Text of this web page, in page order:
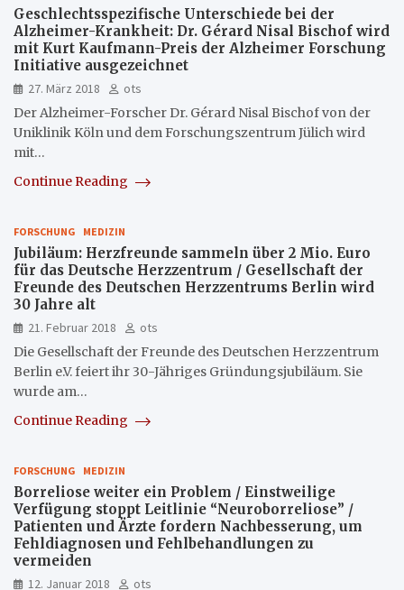
Geschlechtsspezifische Unterschiede bei der
Alzheimer-Krankheit: Dr. Gérard Nisal Bischof wird
mit Kurt Kaufmann-Preis der Alzheimer Forschung
Initiative ausgezeichnet
27. März 2018
ots
Der Alzheimer-Forscher Dr. Gérard Nisal Bischof von der
Uniklinik Köln und dem Forschungszentrum Jülich wird
mit…
Continue Reading
FORSCHUNG MEDIZIN
Jubiläum: Herzfreunde sammeln über 2 Mio. Euro
für das Deutsche Herzzentrum / Gesellschaft der
Freunde des Deutschen Herzzentrums Berlin wird
30 Jahre alt
21. Februar 2018
ots
Die Gesellschaft der Freunde des Deutschen Herzzentrum
Berlin e.V. feiert ihr 30-Jähriges Gründungsjubiläum. Sie
wurde am…
Continue Reading
FORSCHUNG MEDIZIN
Borreliose weiter ein Problem / Einstweilige
Verfügung stoppt Leitlinie “Neuroborreliose” /
Patienten und Ärzte fordern Nachbesserung, um
Fehldiagnosen und Fehlbehandlungen zu
vermeiden
12. Januar 2018
ots